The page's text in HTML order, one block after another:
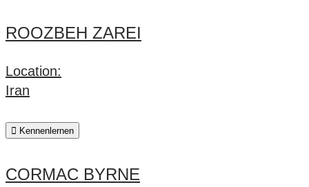
ROOZBEH ZAREI
Location:
Iran
Kennenlernen
CORMAC BYRNE